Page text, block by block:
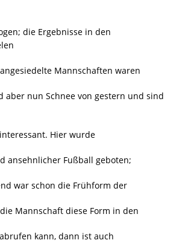
die Ergebnisse in den
Mannschaften waren
aber nun Schnee von gestern und sind
Hier wurde
ansehnlicher Fußball geboten;
war schon die Frühform der
Mannschaft diese Form in den
kann, dann ist auch